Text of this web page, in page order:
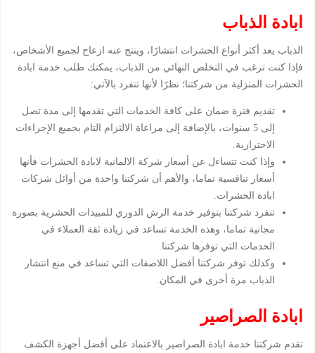
ابادة الذباب
الذباب يعد أكثر أنواع الحشرات انتشارًا، وينتج عنه ازعاج لجميع الأشخاص،
فإذا كنت ترغب في التخلص النهائي من الذباب، يمكنك طلب خدمة ابادة
الحشرات المنزلية من شركتنا؛ نظرًا لأنها تنفرد بالآتي:
تقديم فترة ضمان على كافة الخدمات التي تقدمها إلى مدة تصل
إلى 5 سنوات، بالإضافة إلى مراعاة الالتزام التام بجميع الإجراءات
الاحترازية.
وإذا كنت تتساءل عن أسعار شركة الالمانية لابادة الحشرات فأنها
أسعار تنافسية تماما، والأهم أن شركتنا واحدة من أوائل شركات
ابادة الحشرات.
تنفرد شركتنا بتوفير خدمة الرش الدوري للمبيدات الحشرية بصورة
مجانية تماما، وهذه الخدمة تساعد في زيادة ثقة العملاء في
الخدمات التي توفرها شركتنا.
وكذلك توفر شركتنا أفضل اللاصقات التي تساعد في منع انتشار
الذباب مرة أخرى في المكان.
ابادة الصراصير
تقدم شركتنا خدمة ابادة الصراصير بالاعتماد على أفضل أجهزة الكشف